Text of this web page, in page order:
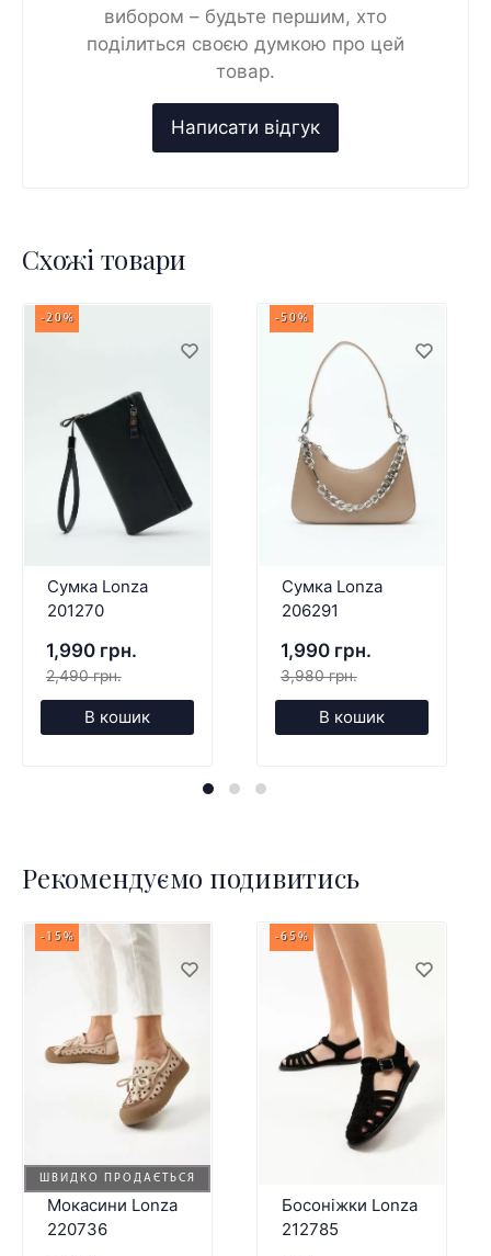
вибором – будьте першим, хто
поділиться своєю думкою про цей
товар.
Схожі товари
-20%
Сумка Lonza
201270
1,990 грн.
2,490 грн.
В кошик
-50%
Сумка Lonza
206291
1,990 грн.
3,980 грн.
В кошик
Рекомендуємо подивитись
ШВИДКО ПРОДАЄТЬСЯ
-15%
Мокасини Lonza
220736
-65%
Босоніжки Lonza
212785